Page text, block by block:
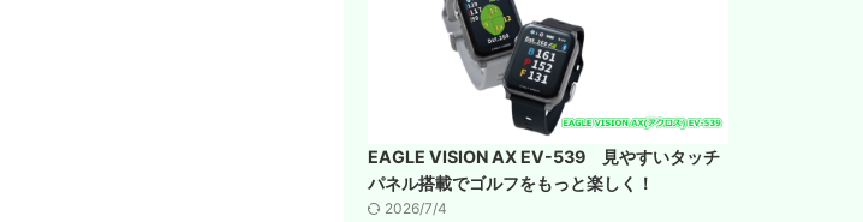
EAGLE VISION AX EV-539 見やすいタッチ
パネル搭載でゴルフをもっと楽しく！
2026/7/4